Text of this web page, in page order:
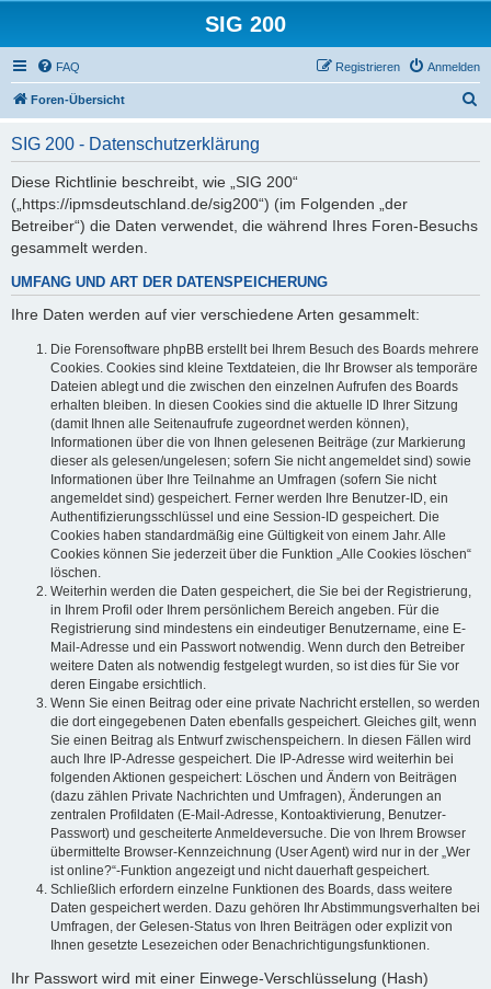
SIG 200
FAQ Anmelden
Registrieren
Foren-Übersicht
SIG 200 - Datenschutzerklärung
Diese Richtlinie beschreibt, wie „SIG 200“
(„https://ipmsdeutschland.de/sig200“) (im Folgenden „der
Betreiber“) die Daten verwendet, die während Ihres Foren-Besuchs
gesammelt werden.
UMFANG UND ART DER DATENSPEICHERUNG
Ihre Daten werden auf vier verschiedene Arten gesammelt:
Die Forensoftware phpBB erstellt bei Ihrem Besuch des Boards mehrere
Cookies. Cookies sind kleine Textdateien, die Ihr Browser als temporäre
Dateien ablegt und die zwischen den einzelnen Aufrufen des Boards
erhalten bleiben. In diesen Cookies sind die aktuelle ID Ihrer Sitzung
(damit Ihnen alle Seitenaufrufe zugeordnet werden können),
Informationen über die von Ihnen gelesenen Beiträge (zur Markierung
dieser als gelesen/ungelesen; sofern Sie nicht angemeldet sind) sowie
Informationen über Ihre Teilnahme an Umfragen (sofern Sie nicht
angemeldet sind) gespeichert. Ferner werden Ihre Benutzer-ID, ein
Authentifizierungsschlüssel und eine Session-ID gespeichert. Die
Cookies haben standardmäßig eine Gültigkeit von einem Jahr. Alle
Cookies können Sie jederzeit über die Funktion „Alle Cookies löschen“
löschen.
Weiterhin werden die Daten gespeichert, die Sie bei der Registrierung,
in Ihrem Profil oder Ihrem persönlichem Bereich angeben. Für die
Registrierung sind mindestens ein eindeutiger Benutzername, eine E-
Mail-Adresse und ein Passwort notwendig. Wenn durch den Betreiber
weitere Daten als notwendig festgelegt wurden, so ist dies für Sie vor
deren Eingabe ersichtlich.
Wenn Sie einen Beitrag oder eine private Nachricht erstellen, so werden
die dort eingegebenen Daten ebenfalls gespeichert. Gleiches gilt, wenn
Sie einen Beitrag als Entwurf zwischenspeichern. In diesen Fällen wird
auch Ihre IP-Adresse gespeichert. Die IP-Adresse wird weiterhin bei
folgenden Aktionen gespeichert: Löschen und Ändern von Beiträgen
(dazu zählen Private Nachrichten und Umfragen), Änderungen an
zentralen Profildaten (E-Mail-Adresse, Kontoaktivierung, Benutzer-
Passwort) und gescheiterte Anmeldeversuche. Die von Ihrem Browser
übermittelte Browser-Kennzeichnung (User Agent) wird nur in der „Wer
ist online?“-Funktion angezeigt und nicht dauerhaft gespeichert.
Schließlich erfordern einzelne Funktionen des Boards, dass weitere
Daten gespeichert werden. Dazu gehören Ihr Abstimmungsverhalten bei
Umfragen, der Gelesen-Status von Ihren Beiträgen oder explizit von
Ihnen gesetzte Lesezeichen oder Benachrichtigungsfunktionen.
Ihr Passwort wird mit einer Einwege-Verschlüsselung (Hash)